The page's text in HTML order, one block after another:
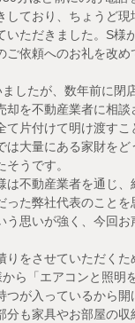
ており、ちょうど
ただきました。S様
依頼へのお礼を改め
したが、数年前に閉
を不動産業者に相
片付けて明け渡す
大量にある家財を
うです。
不動産業者を通じ
た弊社代表のこと
思いが強く、今回
をさせていただく
ら「エアコンと照明
が入っているから開
も家具やお部屋の